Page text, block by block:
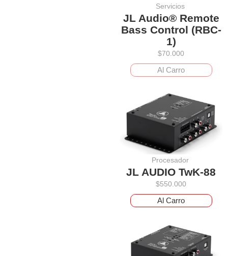
Servicios
JL Audio® Remote
Bass Control (RBC-
1)
$70.000
Al Carro
Procesador
JL AUDIO TwK-88
$550.000
Al Carro